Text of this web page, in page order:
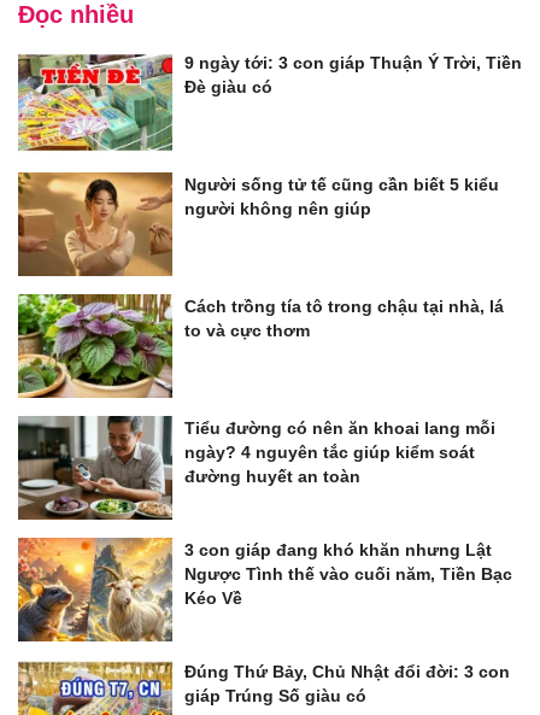
Đọc nhiều
9 ngày tới: 3 con giáp Thuận Ý Trời, Tiền
Đè giàu có
Người sống tử tế cũng cần biết 5 kiểu
người không nên giúp
Cách trồng tía tô trong chậu tại nhà, lá
to và cực thơm
Tiểu đường có nên ăn khoai lang mỗi
ngày? 4 nguyên tắc giúp kiểm soát
đường huyết an toàn
3 con giáp đang khó khăn nhưng Lật
Ngược Tình thế vào cuối năm, Tiền Bạc
Kéo Về
Đúng Thứ Bảy, Chủ Nhật đổi đời: 3 con
giáp Trúng Số giàu có